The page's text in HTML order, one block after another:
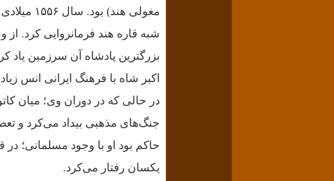
مغولی
شبه قاره هند فرمانروایی کرد. از
بزرگترین پادشاه آن سرزمین یاد
اکبر شاه با فرهنگ ایرانی انس
در حالی که در دوران وی؛ میان
جنگ‌های مذهبی بیداد می‌کرد و
حاکم بود او با وجود مسلمانی؛
یکسان رفتار می‌کرد.